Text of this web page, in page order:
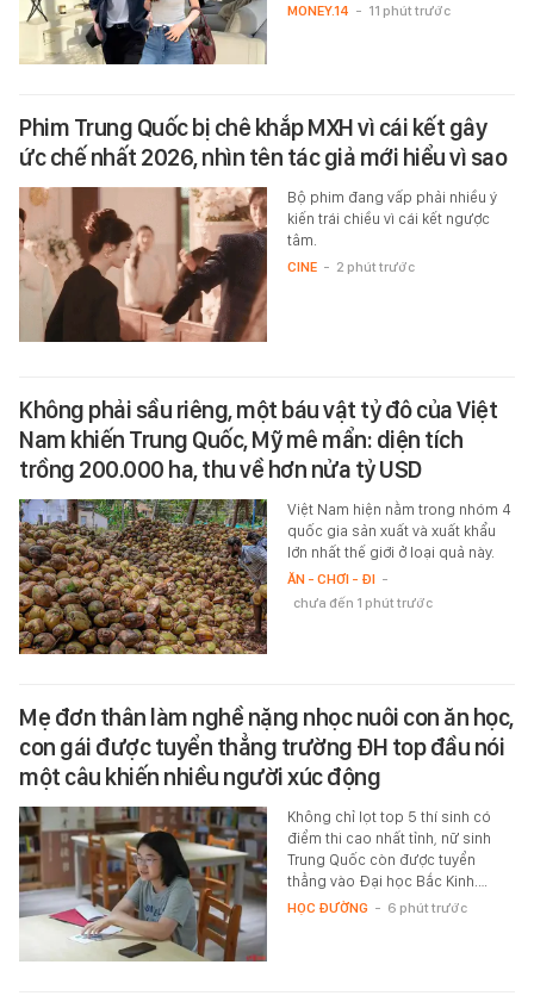
MONEY.14 - 11 phút trước
Phim Trung Quốc bị chê khắp MXH vì cái kết gây
ức chế nhất 2026, nhìn tên tác giả mới hiểu vì sao
Bộ phim đang vấp phải nhiều ý
kiến trái chiều vì cái kết ngược
tâm.
CINE - 2 phút trước
Không phải sầu riêng, một báu vật tỷ đô của Việt
Nam khiến Trung Quốc, Mỹ mê mẩn: diện tích
trồng 200.000 ha, thu về hơn nửa tỷ USD
Việt Nam hiện nằm trong nhóm 4
quốc gia sản xuất và xuất khẩu
lớn nhất thế giới ở loại quả này.
ĂN - CHƠI - ĐI -
chưa đến 1 phút trước
Mẹ đơn thân làm nghề nặng nhọc nuôi con ăn học,
con gái được tuyển thẳng trường ĐH top đầu nói
một câu khiến nhiều người xúc động
Không chỉ lọt top 5 thí sinh có
điểm thi cao nhất tỉnh, nữ sinh
Trung Quốc còn được tuyển
thẳng vào Đại học Bắc Kinh.…
HỌC ĐƯỜNG - 6 phút trước